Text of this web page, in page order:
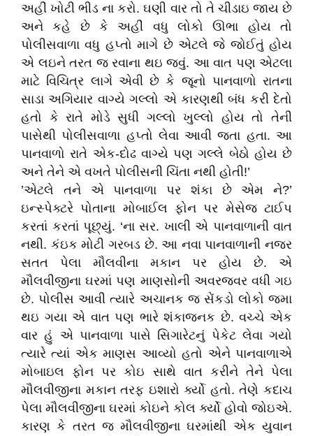
અહીં ખોટી ભીડ ના કરો. ઘણી વાર તો તે ચીડાઇ જાય છે
અને કહે છે કે અહીં વધુ લોકો ઊભા હોય તો
પોલીસવાળા વધુ હપ્તો માગે છે એટલે જે જોઈતું હોય
એ લઇને તરત જ રવાના થઇ જવું. આ વાત પણ એટલા
માટે વિચિત્ર લાગે એવી છે કે જૂનો પાનવાળો રાતના
સાડા અગિયાર વાગ્યે ગલ્લો એ કારણથી બંધ કરી દેતો
હતો કે રાતે મોડે સુધી ગલ્લો ખુલ્લો હોય તો તેની
પાસેથી પોલીસવાળા હપ્તો લેવા આવી જતા હતા. આ
પાનવાળો રાતે એક-દોઢ વાગ્યે પણ ગલ્લે બેઠો હોય છે
અને તેને એ વખતે પોલીસની ચિંતા નથી હોતી!’
’એટલે તને એ પાનવાળા પર શંકા છે એમ ને?’
ઇન્સ્પેક્ટરે પોતાના મોબાઈલ ફોન પર મેસેજ ટાઈપ
કરતાં કરતાં પૂછ્યું. ‘ના સર. ખાલી એ પાનવાળાની વાત
નથી. કંઇક મોટી ગરબડ છે. આ નવા પાનવાળાની નજર
સતત પેલા મૌલવીના મકાન પર હોય છે. એ
મૌલવીજીના ઘરમાં પણ માણસોની અવરજવર વધી ગઇ
છે. પોલીસ આવી ત્યારે અચાનક જ સેંકડો લોકો જમા
થઇ ગયા એ વાત પણ ભારે શંકાજનક છે. વચ્ચે એક
વાર હું એ પાનવાળા પાસે સિગારેટનું પેકેટ લેવા ગયો
ત્યારે ત્યાં એક માણસ આવ્યો હતો એને પાનવાળાએ
મોબાઇલ ફોન પર કોઇ સાથે વાત કરીને તેને પેલા
મૌલવીજીના મકાન તરફ ઇશારો ર્ક્યો હતો. તેણે કદાચ
પેલા મૌલવીજીના ઘરમાં કોઇને કોલ ર્ક્યો હોવો જોઇએ.
કારણ કે તરત જ મૌલવીજીના ઘરમાંથી એક યુવાન